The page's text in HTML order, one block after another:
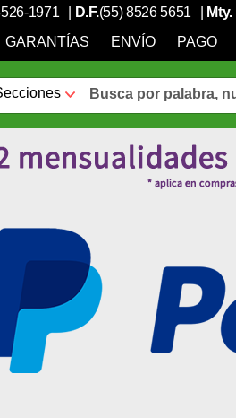
1971 D.F.(55) 8526 5651 Mty.
GARANTÍAS ENVÍO PAGO